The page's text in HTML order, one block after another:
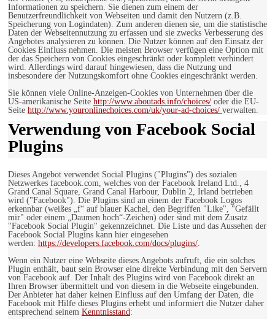
Informationen zu speichern. Sie dienen zum einem der
Benutzerfreundlichkeit von Webseiten und damit den Nutzern (z.B.
Speicherung von Logindaten). Zum anderen dienen sie, um die statistische
Daten der Webseitennutzung zu erfassen und sie zwecks Verbesserung des
Angebotes analysieren zu können. Die Nutzer können auf den Einsatz der
Cookies Einfluss nehmen. Die meisten Browser verfügen eine Option mit
der das Speichern von Cookies eingeschränkt oder komplett verhindert
wird. Allerdings wird darauf hingewiesen, dass die Nutzung und
insbesondere der Nutzungskomfort ohne Cookies eingeschränkt werden.
Sie können viele Online-Anzeigen-Cookies von Unternehmen über die
US-amerikanische Seite http://www.aboutads.info/choices/ oder die EU-
Seite http://www.youronlinechoices.com/uk/your-ad-choices/ verwalten.
Verwendung von Facebook Social
Plugins
Dieses Angebot verwendet Social Plugins ("Plugins") des sozialen
Netzwerkes facebook.com, welches von der Facebook Ireland Ltd., 4
Grand Canal Square, Grand Canal Harbour, Dublin 2, Irland betrieben
wird ("Facebook"). Die Plugins sind an einem der Facebook Logos
erkennbar (weißes „f“ auf blauer Kachel, den Begriffen "Like", "Gefällt
mir" oder einem „Daumen hoch“-Zeichen) oder sind mit dem Zusatz
"Facebook Social Plugin" gekennzeichnet. Die Liste und das Aussehen der
Facebook Social Plugins kann hier eingesehen
werden: https://developers.facebook.com/docs/plugins/
Wenn ein Nutzer eine Webseite dieses Angebots aufruft, die ein solches
Plugin enthält, baut sein Browser eine direkte Verbindung mit den Servern
von Facebook auf. Der Inhalt des Plugins wird von Facebook direkt an
Ihren Browser übermittelt und von diesem in die Webseite eingebunden.
Der Anbieter hat daher keinen Einfluss auf den Umfang der Daten, die
Facebook mit Hilfe dieses Plugins erhebt und informiert die Nutzer daher
entsprechend seinem Kenntnisstand :